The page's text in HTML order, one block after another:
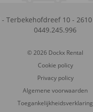
- Terbekehofdreef 10 - 2610
0449.245.996
© 2026 Dockx Rental
Cookie policy
Privacy policy
Algemene voorwaarden
Toegankelijkheidsverklaring